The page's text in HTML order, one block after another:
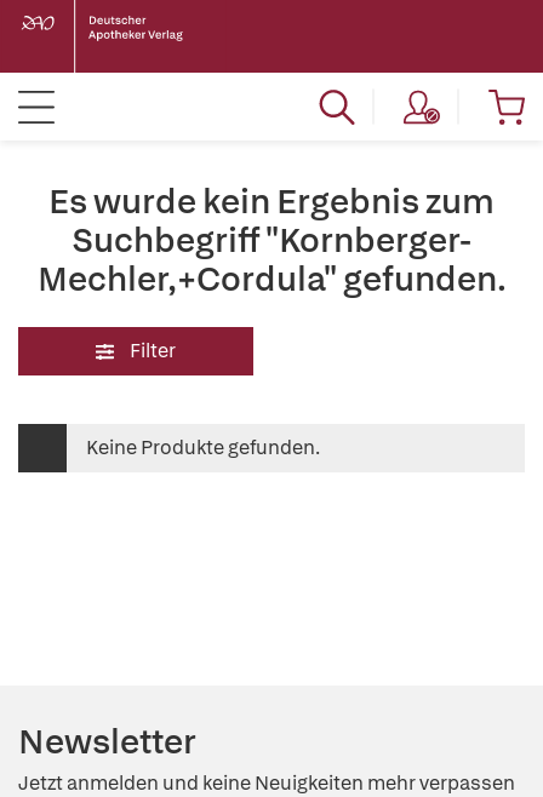
Es wurde kein Ergebnis zum
Suchbegriff "Kornberger-
Mechler,+Cordula" gefunden.
Filter
Keine Produkte gefunden.
Newsletter
Jetzt anmelden und keine Neuigkeiten mehr verpassen